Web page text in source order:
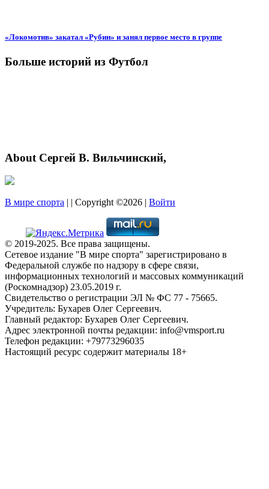
«Локомотив» закатал «Рубин» и занял первое место в группе
Больше историй из Футбол
About Сергей В. Вильчинский,
В мире спорта | | Copyright ©2026 | Войти
© 2019-2025. Все права защищены.
Сетевое издание "В мире спорта" зарегистрировано в
Федеральной службе по надзору в сфере связи,
информационных технологий и массовых коммуникаций
(Роскомнадзор) 23.05.2019 г.
Свидетельство о регистрации ЭЛ № ФС 77 - 75665.
Учредитель: Бухарев Олег Сергеевич.
Главный редактор: Бухарев Олег Сергеевич.
Адрес электронной почты редакции: info@vmsport.ru
Телефон редакции: +79773296035
Настоящий ресурс содержит материалы 18+